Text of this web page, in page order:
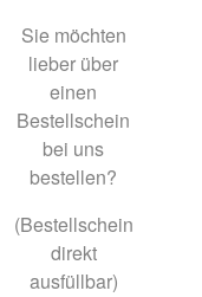
Sie möchten
lieber über
einen
Bestellschein
bei uns
bestellen?
(Bestellschein
direkt
ausfüllbar)